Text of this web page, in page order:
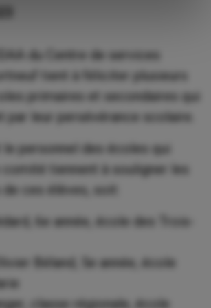
du Centre de services
tient à féliciter plusieurs
primaires et secondaires qui
par leur persévérance scolaire.
le personnel des écoles qui
tiennent à souligner les
ces élèves, soit:
6e année, école des Trois-
Béland, 5e année, école
classe régionale, école